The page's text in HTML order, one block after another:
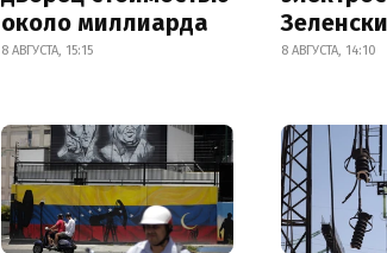
около миллиарда
8 АВГУСТА, 15:15 8 АВГУСТА, 14:10